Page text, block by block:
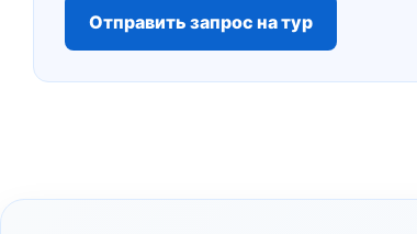
Отправить запрос на тур